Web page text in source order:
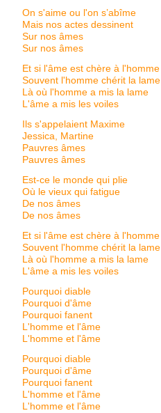
On s'aime ou l'on s’abîme
Mais nos actes dessinent
Sur nos âmes
Sur nos âmes
Et si l'âme est chère à l'homme
Souvent l'homme chérit la lame
Là où l'homme a mis la lame
L'âme a mis les voiles
Ils s'appelaient Maxime
Jessica, Martine
Pauvres âmes
Pauvres âmes
Est-ce le monde qui plie
Où le vieux qui fatigue
De nos âmes
De nos âmes
Et si l'âme est chère à l'homme
Souvent l'homme chérit la lame
Là où l'homme a mis la lame
L'âme a mis les voiles
Pourquoi diable
Pourquoi d'âme
Pourquoi fanent
L'homme et l'âme
L'homme et l'âme
Pourquoi diable
Pourquoi d'âme
Pourquoi fanent
L'homme et l'âme
L'homme et l'âme